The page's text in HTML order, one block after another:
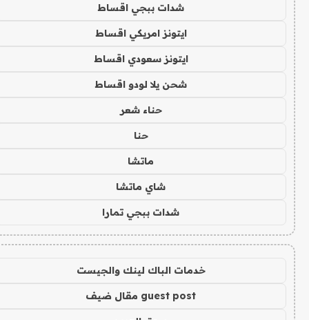
شدات ببجي اقساط
ايتونز امريكي اقساط
ايتونز سعودي اقساط
شحن يلا لودو اقساط
حناء شعر
حنا
ماتشا
شاي ماتشا
شدات ببجي تمارا
خدمات الباك لينك والجيست
guest post مقال ضيف